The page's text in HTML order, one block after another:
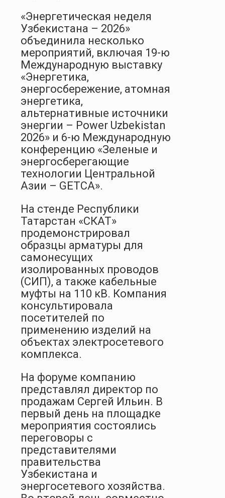
«Энергетическая неделя
Узбекистана – 2026»
объединила несколько
мероприятий, включая 19-ю
Международную выставку
«Энергетика,
энергосбережение, атомная
энергетика,
альтернативные источники
энергии – Power Uzbekistan
2026» и 6-ю Международную
конференцию «Зеленые и
энергосберегающие
технологии Центральной
Азии – GETCA».
На стенде Республики
Татарстан «СКАТ»
продемонстрировал
образцы арматуры для
самонесущих
изолированных проводов
(СИП), а также кабельные
муфты на 110 кВ. Компания
консультировала
посетителей по
применению изделий на
объектах электросетевого
комплекса.
На форуме компанию
представлял директор по
продажам Сергей Ильин. В
первый день на площадке
мероприятия состоялись
переговоры с
представителями
правительства
Узбекистана и
энергосетевого хозяйства.